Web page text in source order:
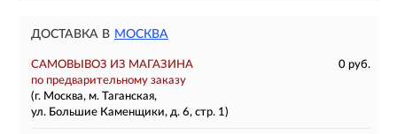
ДОСТАВКА В МОСКВА
САМОВЫВОЗ ИЗ МАГАЗИНА
0 руб.
по предварительному заказу
(г. Москва, м. Таганская,
ул. Большие Каменщики, д. 6, стр. 1)